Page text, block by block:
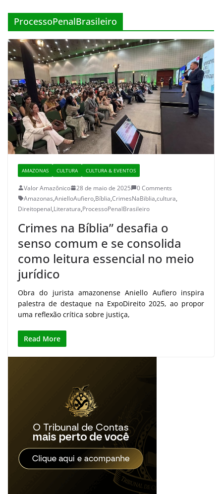
ProcessoPenalBrasileiro
AMAZONAS CULTURA CULTURA & EVENTOS
Valor Amazônico 28 de maio de 2025
0 Comments
Amazonas,AnielloAufiero,Bíblia,CrimesNaBiblia,cultura,
Direitopenal,Literatura,ProcessoPenalBrasileiro
Crimes na Bíblia” desafia o
senso comum e se consolida
como leitura essencial no meio
jurídico
Obra do jurista amazonense Aniello Aufiero inspira
palestra de destaque na ExpoDireito 2025, ao propor
uma reflexão crítica sobre justiça,
Read More